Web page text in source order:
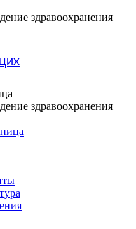
здравоохранения
здравоохранения